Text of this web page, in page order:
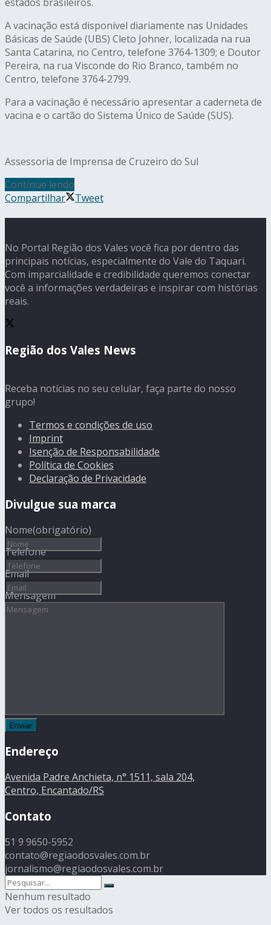
A vacinação está disponível diariamente nas Unidades
Básicas de Saúde (UBS) Cleto Johner, localizada na rua
Santa Catarina, no Centro, telefone 3764-1309; e Doutor
Pereira, na rua Visconde do Rio Branco, também no
Centro, telefone 3764-2799.
Para a vacinação é necessário apresentar a caderneta de
vacina e o cartão do Sistema Único de Saúde (SUS).
Assessoria de Imprensa de Cruzeiro do Sul
Continue lendo
Compartilhar
Tweet
No Portal Região dos Vales você fica por dentro das
principais notícias, especialmente do Vale do Taquari.
Com imparcialidade e credibilidade queremos conectar
você a informações verdadeiras e inspirar com histórias
reais.
Região dos Vales News
Receba notícias no seu celular, faça parte do nosso
grupo!
Termos e condições de uso
Imprint
Isenção de Responsabilidade
Política de Cookies
Declaração de Privacidade
Divulgue sua marca
Nome(obrigatório)
Telefone
Email
Mensagem
Endereço
Avenida Padre Anchieta, n° 1511, sala 204,
Centro, Encantado/RS
Contato
51 9 9650-5952
contato@regiaodosvales.com.br
jornalismo@regiaodosvales.com.br
Nenhum resultado
Ver todos os resultados